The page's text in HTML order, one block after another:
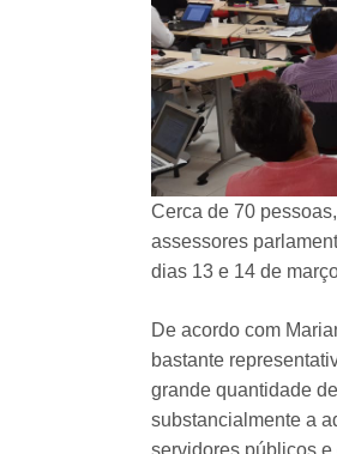
Cerca de 70
assessores
dias 13 e 14 de
De acordo com
bastante
grande quantidade
substancialmente a